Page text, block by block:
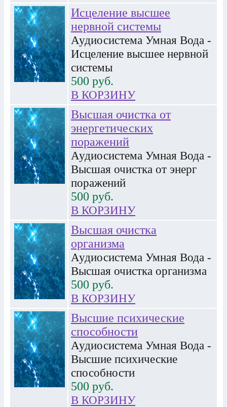
Исцеление высшее
нервной системы
Аудиосистема Умная Вода -
Исцеление высшее нервной
системы
500 руб.
В КОРЗИНУ
Высшая очистка от
энергетических
поражений
Аудиосистема Умная Вода -
Высшая очистка от энерг
поражений
500 руб.
В КОРЗИНУ
Высшая очистка
организма
Аудиосистема Умная Вода -
Высшая очистка организма
500 руб.
В КОРЗИНУ
Высшие психические
способности
Аудиосистема Умная Вода -
Высшие психические
способности
500 руб.
В КОРЗИНУ